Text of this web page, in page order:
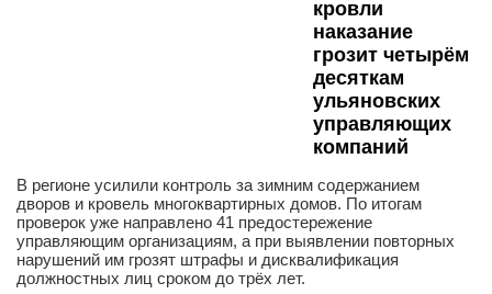
кровли
наказание
грозит четырём
десяткам
ульяновских
управляющих
компаний
В регионе усилили контроль за зимним содержанием
дворов и кровель многоквартирных домов. По итогам
проверок уже направлено 41 предостережение
управляющим организациям, а при выявлении повторных
нарушений им грозят штрафы и дисквалификация
должностных лиц сроком до трёх лет.